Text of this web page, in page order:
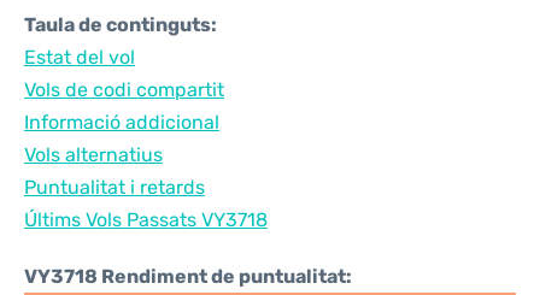
Taula de continguts:
Estat del vol
Vols de codi compartit
Informació addicional
Vols alternatius
Puntualitat i retards
Últims Vols Passats VY3718
VY3718 Rendiment de puntualitat: